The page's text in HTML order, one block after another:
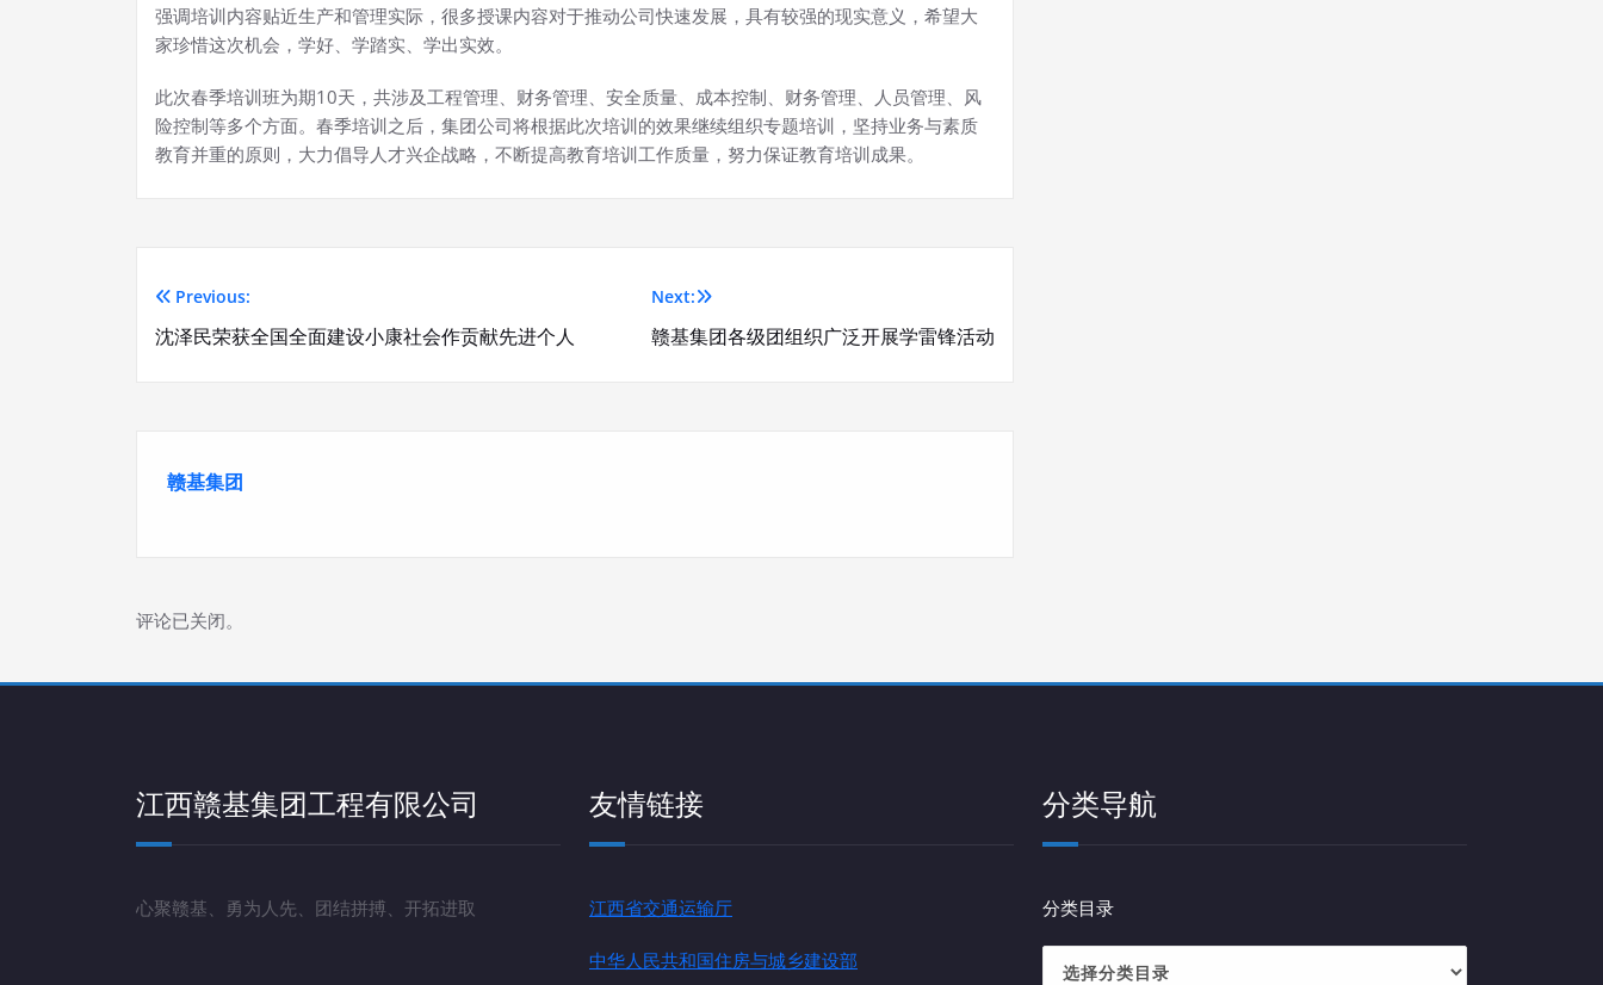
强调培训内容贴近生产和管理实际，很多授课内容对于推动公司快速发展，具有较强的现实意义，希望大
家珍惜这次机会，学好、学踏实、学出实效。
此次春季培训班为期10天，共涉及工程管理、财务管理、安全质量、成本控制、财务管理、人员管理、风
险控制等多个方面。春季培训之后，集团公司将根据此次培训的效果继续组织专题培训，坚持业务与素质
教育并重的原则，大力倡导人才兴企战略，不断提高教育培训工作质量，努力保证教育培训成果。
文
航
Previous:
沈泽民荣获全国全面建设小康社会作贡献先进个人
Next:
赣基集团各级团组织广泛开展学雷锋活动
赣基集团
评论已关闭。
江西赣基集团工程有限公司
心聚赣基、勇为人先、团结拼搏、开拓进取
友情链接
江西省交通运输厅
中华人民共和国住房与城乡建设部
分类导航
分类目录